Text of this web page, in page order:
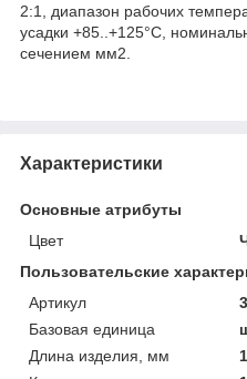
2:1, диапазон рабочих
усадки +85..+125°C,
сечением мм2.
Характеристики
Основные атрибуты
Цвет
Пользовательские
Артикул
Базовая единица
Длина изделия, мм